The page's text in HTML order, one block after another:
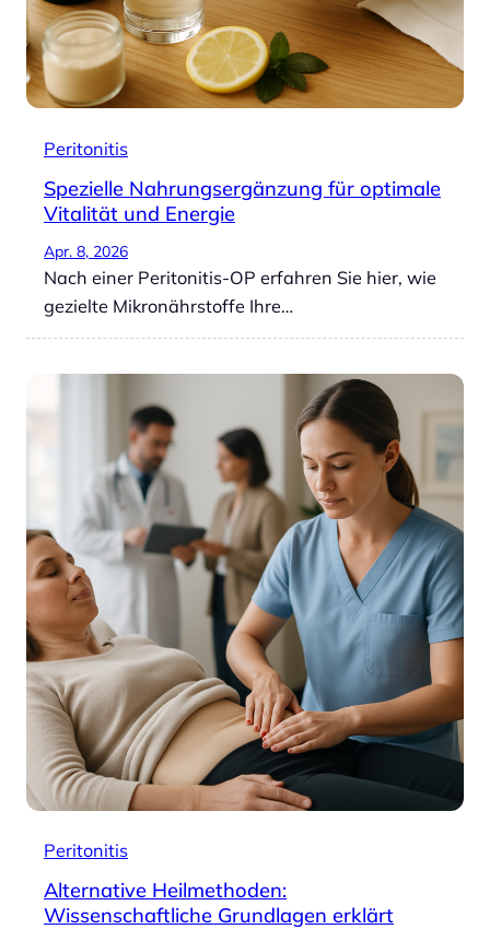
Peritonitis
Spezielle Nahrungsergänzung für optimale
Vitalität und Energie
Apr. 8, 2026
Nach einer Peritonitis-OP erfahren Sie hier, wie
gezielte Mikronährstoffe Ihre…
Peritonitis
Alternative Heilmethoden:
Wissenschaftliche Grundlagen erklärt